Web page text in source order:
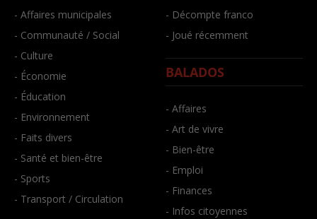
- Affaires municipales
- Communauté / Social
- Culture
- Économie
- Éducation
- Environnement
- Faits divers
- Santé et bien-être
- Sports
- Transport / Circulation
- Décompte franco
- Joué récemment
BALADOS
- Affaires
- Art de vivre
- Bien-être
- Emploi
- Finances
- Infos citoyennes